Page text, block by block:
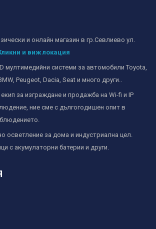
и онлайн магазин в гр.Севлиево ул.
и виж локация
мултимедийни системи за автомобили Toyota,
Peugeot, Dacia, Seat и много други..
за изграждане и продажба на Wi-fi и IP
ние сме с дългогодишен опит в
осветление за дома и индустриална цел.
с акумулаторни батерии и други.